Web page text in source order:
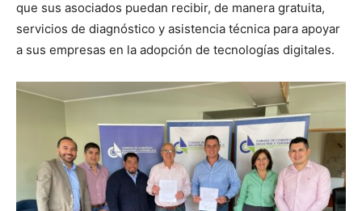
que sus asociados puedan recibir, de manera gratuita,
servicios de diagnóstico y asistencia técnica para apoyar
a sus empresas en la adopción de tecnologías digitales.